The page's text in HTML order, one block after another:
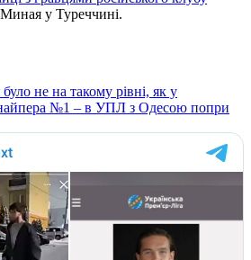
Миная у Туреччині.
не на такому рівні, як у
№1 – в УПЛ з Одесою попри